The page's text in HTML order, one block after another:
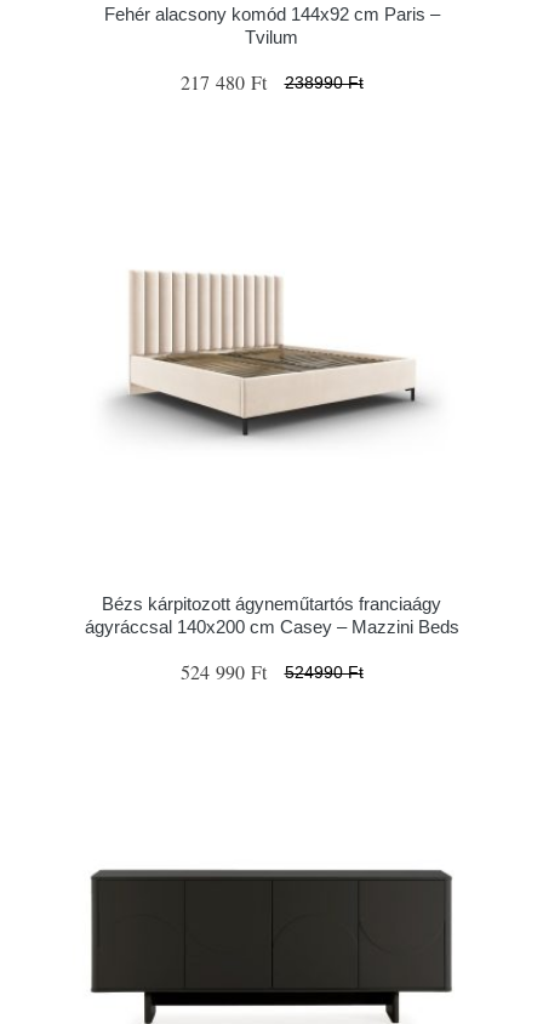
Fehér alacsony komód 144x92 cm Paris –
Tvilum
217 480 Ft 238990 Ft
Bézs kárpitozott ágyneműtartós franciaágy
ágyráccsal 140x200 cm Casey – Mazzini Beds
524 990 Ft 524990 Ft